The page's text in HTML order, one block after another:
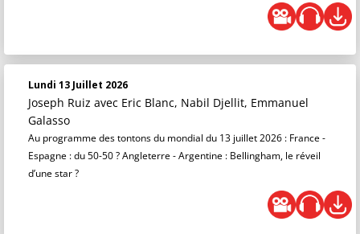
Lundi 13 Juillet 2026
Joseph Ruiz avec Eric Blanc, Nabil Djellit, Emmanuel
Galasso
Au programme des tontons du mondial du 13 juillet 2026 : France -
Espagne : du 50-50 ? Angleterre - Argentine : Bellingham, le réveil
d’une star ?